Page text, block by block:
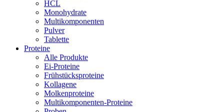
HCL
Monohydrate
Multikomponenten
Pulver
Tablette
Proteine
Alle Produkte
Ei-Proteine
Frühstücksproteine
Kollagene
Molkenproteine
Multikomponenten-Proteine